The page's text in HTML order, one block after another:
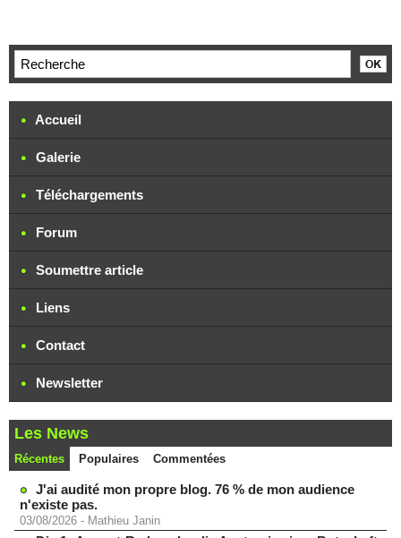
Accueil
Galerie
Téléchargements
Forum
Soumettre article
Liens
Contact
Newsletter
Les News
Récentes Populaires Commentées
J'ai audité mon propre blog. 76 % de mon audience
n'existe pas.
03/08/2026 - Mathieu Janin